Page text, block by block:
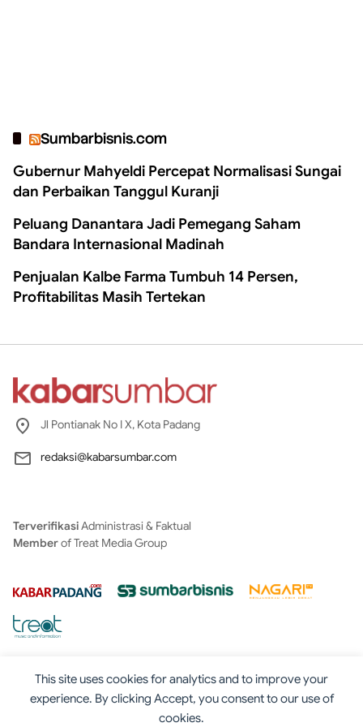
This site uses cookies for analytics and to improve your
experience. By clicking Accept, you consent to our use of
cookies.
Sumbarbisnis.com
Gubernur Mahyeldi Percepat Normalisasi Sungai
dan Perbaikan Tanggul Kuranji
Peluang Danantara Jadi Pemegang Saham
Bandara Internasional Madinah
Penjualan Kalbe Farma Tumbuh 14 Persen,
Profitabilitas Masih Tertekan
Jl Pontianak No I X, Kota Padang
redaksi@kabarsumbar.com
TerverifikasiAdministrasi & Faktual
Memberof Treat Media Group